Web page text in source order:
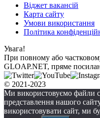
Віджет вакансій
Карта сайту
Умови використання
Політика
Увага!
При повному або
GLOAP.NET, пряме
© 2021-2023
Ми використовуємо файли
представлення нашого
використовувати сайт, ми